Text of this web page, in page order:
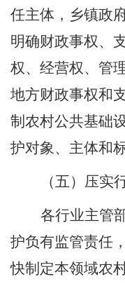
任主体，乡镇政
明确财政事权、
权、经营权、管
地方财政事权和
制农村公共基础
护对象、主体和
（五） 压实
各行业主管
护负有监管责任
快制定本领域农